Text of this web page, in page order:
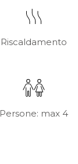
Riscaldamento
Persone: max 4